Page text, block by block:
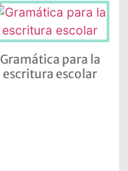
Gramática para la
escritura escolar